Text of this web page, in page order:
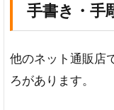
手書き・手
他のネット通販店
ろがあります。